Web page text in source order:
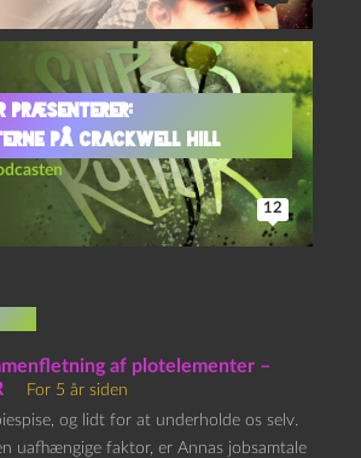
præsenterer:
på Crackwell Hill
12
af plotelementer –
For 5 år siden
og lidt for at underholde os selv.
uafhængige faktor, er Annas jobsamtale